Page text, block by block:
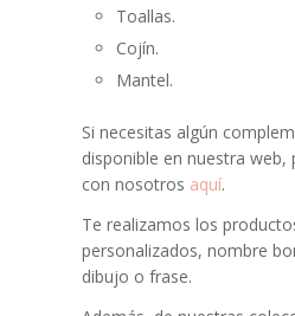
Toallas.
Cojín.
Mantel.
Si necesitas algún
disponible en nuestra web,
con nosotros aquí.
Te realizamos los
personalizados, nombre
dibujo o frase.